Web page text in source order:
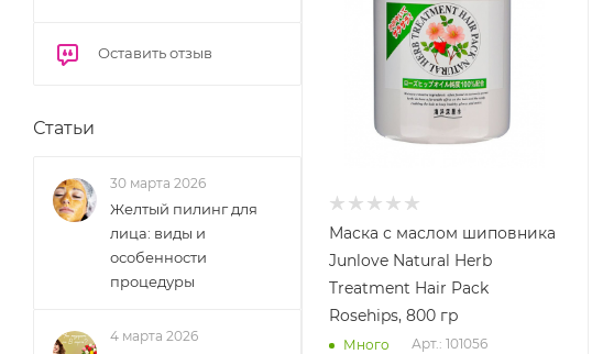
Маска с маслом шиповника
Junlove Natural Herb
Treatment Hair Pack
Rosehips, 800 гр
Много Арт.: 101056
Оставить отзыв
Статьи
30 марта 2026
Желтый пилинг для
лица: виды и
особенности
процедуры
4 марта 2026